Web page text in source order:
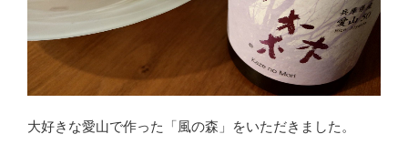
大
醸」
関
大好きな愛山で作った「風の森」をいただきました。